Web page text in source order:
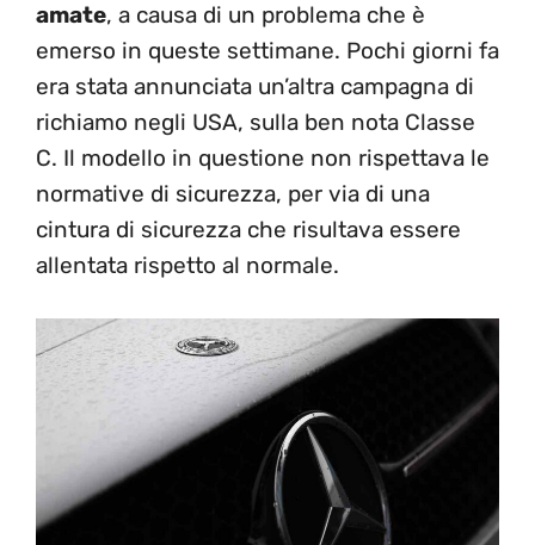
amate, a causa di un problema che è
emerso in queste settimane. Pochi giorni fa
era stata annunciata un’altra campagna di
richiamo negli USA, sulla ben nota Classe
C. Il modello in questione non rispettava le
normative di sicurezza, per via di una
cintura di sicurezza che risultava essere
allentata rispetto al normale.